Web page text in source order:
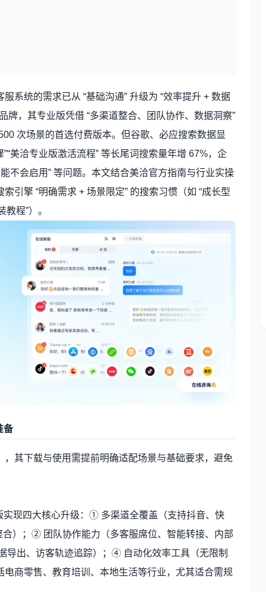
系统的需求已从 “基础沟通” 升级为 “效率提升 + 数据
牌，其专业版凭借 “多渠道整合、团队协作、数据洞察”
次场景的首选付费版本。但谷歌、必应搜索数据显
美洽专业版激活流程” 等长尾词搜索量年增 67%，企
不会启用” 等问题。本文结合美洽官方指南与行业实操
引擎 “明确需求 + 场景限定” 的搜索习惯（如 “成长型
程”）。
备
其下载与使用需提前明确适配场景与基础要求，避免
实现四大核心升级：① 多渠道全覆盖（支持抖音、快
）；② 团队协作能力（多客服席位、智能转接、内部
出、访客轨迹追踪）；④ 自动化效率工具（无限制
商零售、教育培训、本地生活等行业，尤其适合需规